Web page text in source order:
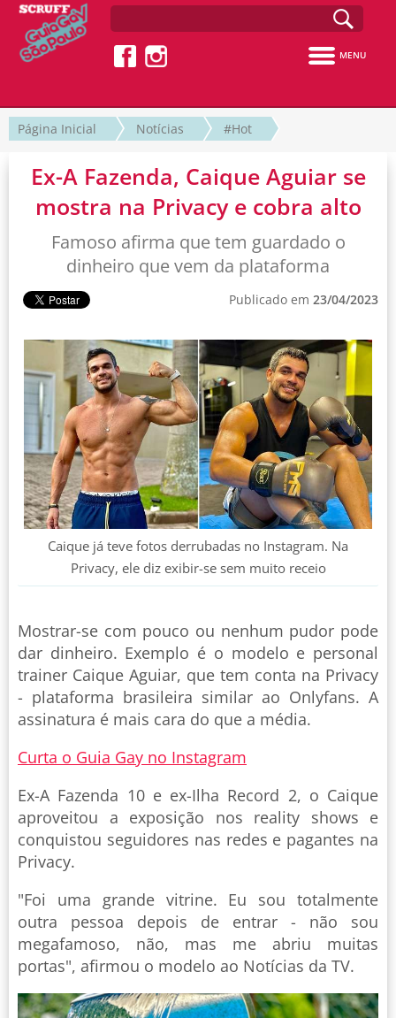
MENU
Página Inicial Notícias #Hot
Ex-A Fazenda, Caique Aguiar se
mostra na Privacy e cobra alto
Famoso afirma que tem guardado o
dinheiro que vem da plataforma
Publicado em 23/04/2023
Caique já teve fotos derrubadas no Instagram. Na
Privacy, ele diz exibir-se sem muito receio
Mostrar-se com pouco ou nenhum pudor pode
dar dinheiro. Exemplo é o modelo e personal
trainer Caique Aguiar, que tem conta na Privacy
- plataforma brasileira similar ao Onlyfans. A
assinatura é mais cara do que a média.
Curta o Guia Gay no Instagram
Ex-A Fazenda 10 e ex-Ilha Record 2, o Caique
aproveitou a exposição nos reality shows e
conquistou seguidores nas redes e pagantes na
Privacy.
"Foi uma grande vitrine. Eu sou totalmente
outra pessoa depois de entrar - não sou
megafamoso, não, mas me abriu muitas
portas", afirmou o modelo ao Notícias da TV.